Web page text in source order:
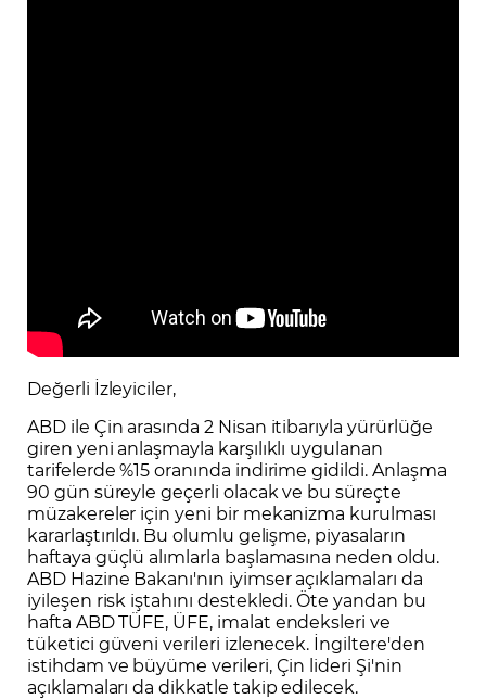
Değerli İzleyiciler,
ABD ile Çin arasında 2 Nisan itibarıyla yürürlüğe
giren yeni anlaşmayla karşılıklı uygulanan
tarifelerde %15 oranında indirime gidildi. Anlaşma
90 gün süreyle geçerli olacak ve bu süreçte
müzakereler için yeni bir mekanizma kurulması
kararlaştırıldı. Bu olumlu gelişme, piyasaların
haftaya güçlü alımlarla başlamasına neden oldu.
ABD Hazine Bakanı'nın iyimser açıklamaları da
iyileşen risk iştahını destekledi. Öte yandan bu
hafta ABD TÜFE, ÜFE, imalat endeksleri ve
tüketici güveni verileri izlenecek. İngiltere'den
istihdam ve büyüme verileri, Çin lideri Şi'nin
açıklamaları da dikkatle takip edilecek.